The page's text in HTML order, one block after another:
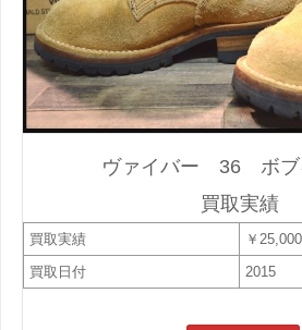
ヴァイバー 36 ボブ
買取実績
買取実績
￥25,000
買取日付
2015